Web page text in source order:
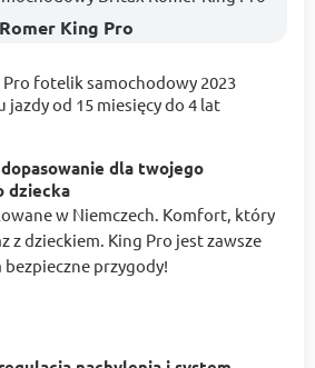
King Pro
dla twojego
dziecka
w Niemczech. Komfort, który
z dzieckiem. King Pro jest zawsze
przygody!